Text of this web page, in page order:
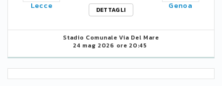
Lecce
DETTAGLI
Genoa
Stadio Comunale Via Del Mare
24 mag 2026 ore 20:45